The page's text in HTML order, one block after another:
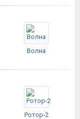
Волна
Ротор-2